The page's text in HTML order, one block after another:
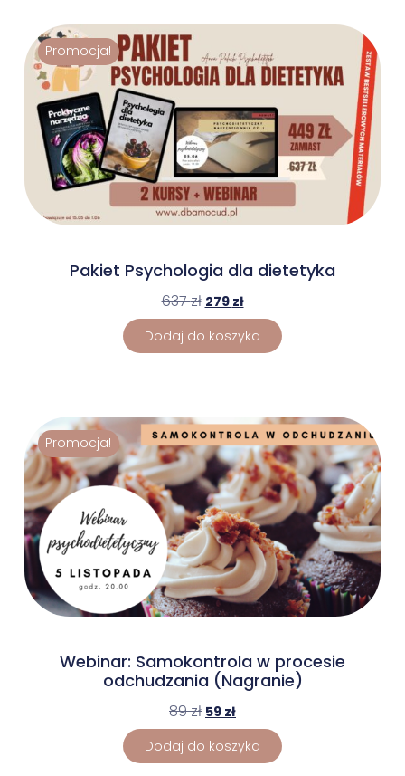
Promocja!
Pakiet Psychologia dla dietetyka
637zł 279 zł
Dodaj do koszyka
Promocja!
Webinar: Samokontrola w procesie
odchudzania (Nagranie)
89zł 59 zł
Dodaj do koszyka